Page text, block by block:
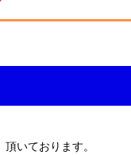
頂いております。